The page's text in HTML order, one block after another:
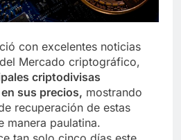
con excelentes noticias
Mercado criptográfico,
criptodivisas
sus precios, mostrando
recuperación de estas
manera paulatina.